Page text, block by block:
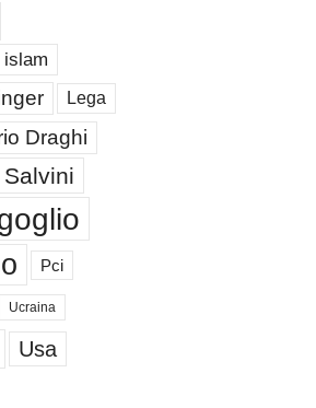
islam
Lega
Draghi
Pci
Ucraina
Usa